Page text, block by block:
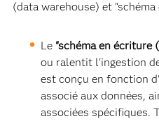
(data warehouse) et
Le "schéma en écriture
ou ralentit l'ingestion
est conçu en fonction
associé aux données,
associées spécifiques.